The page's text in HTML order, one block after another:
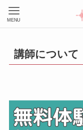
MENU
講師について